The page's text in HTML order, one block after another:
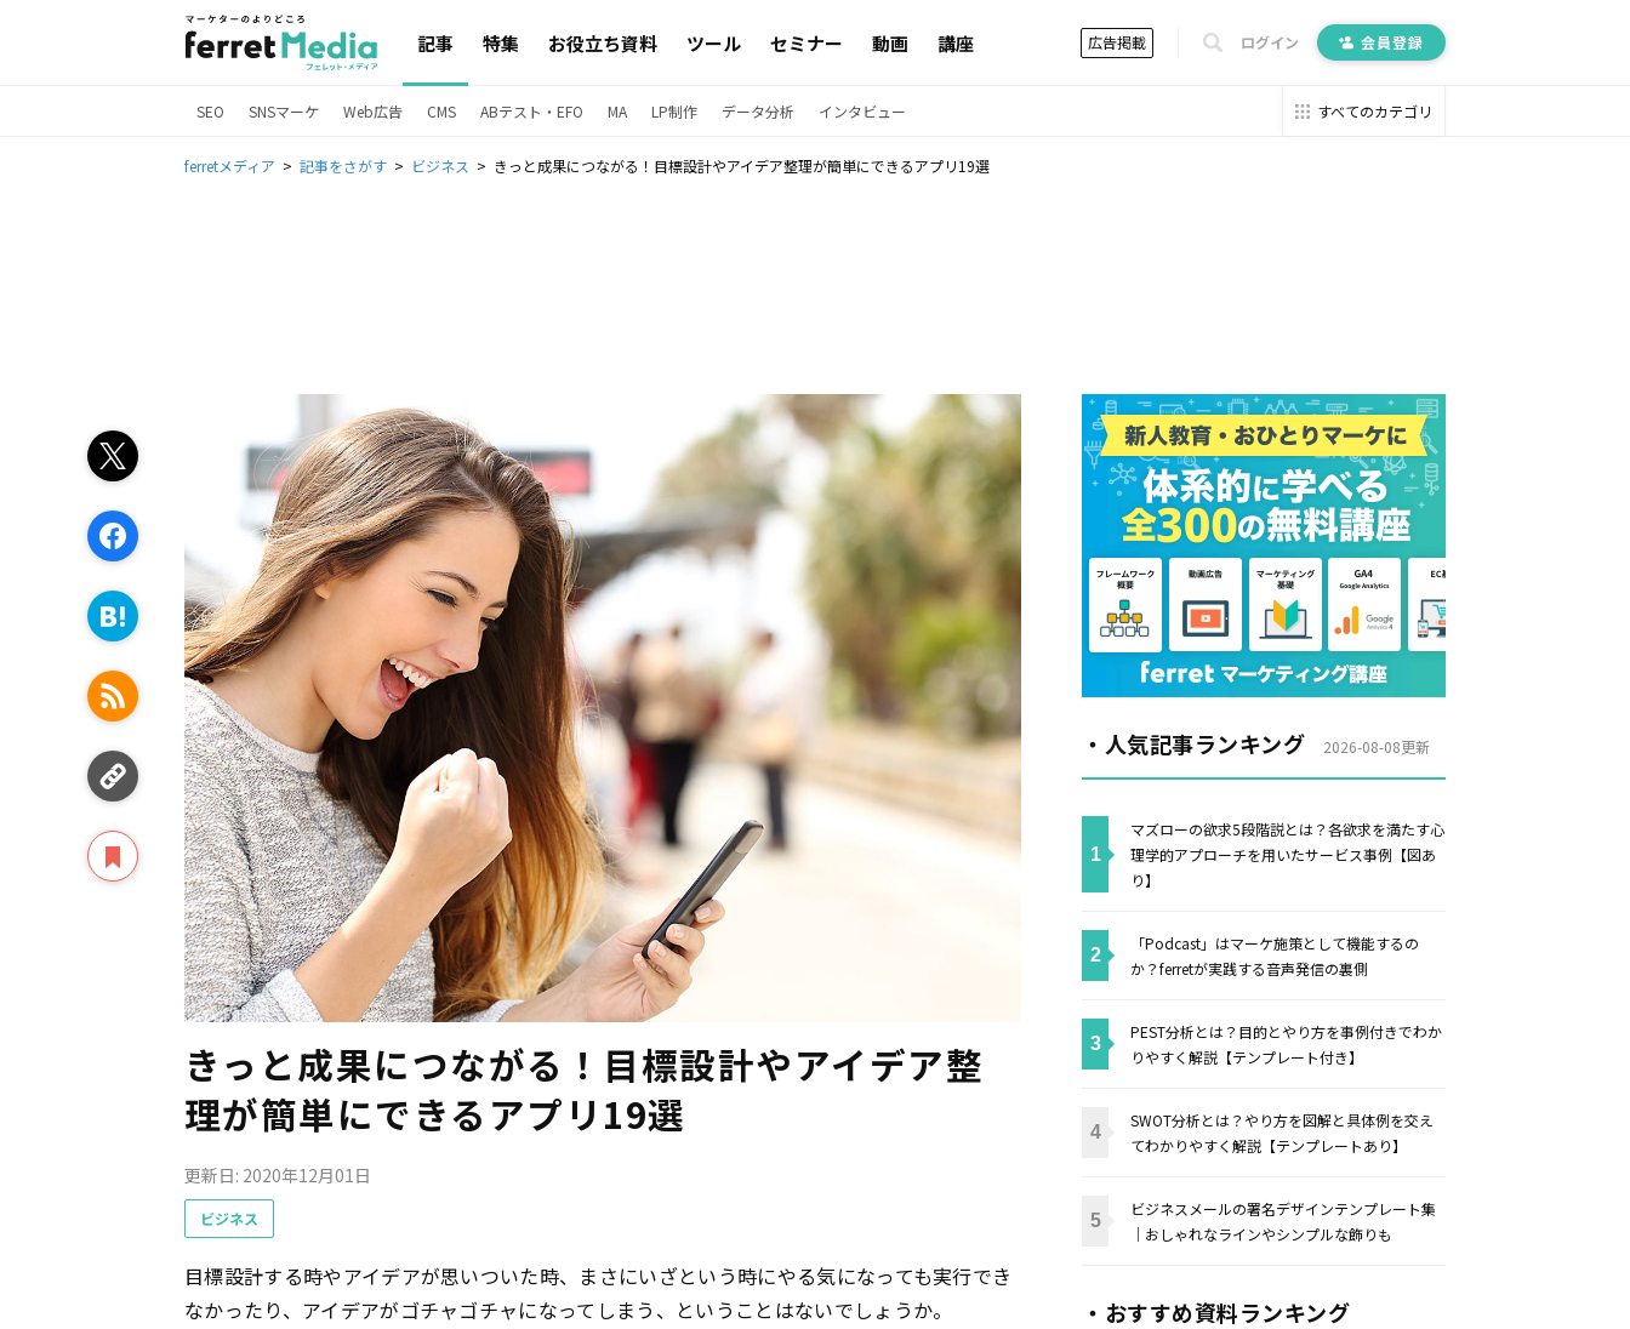
記事 特集 お役立ち資料 ツール セミナー 動画 講座 広告掲載 ログイン 会員登録
SEO SNSマーケ Web広告 CMS ABテスト・EFO MA LP制作 データ分析 インタビュー すべてのカテゴリ
ferretメディア 記事をさがす ビジネス きっと成果につながる！目標設計やアイデア整理が簡単にできるアプリ19選
きっと成果につながる！目標設計やアイデア整
理が簡単にできるアプリ19選
更新日: 2020年12月01日
ビジネス
目標設計する時やアイデアが思いついた時、まさにいざという時にやる気になっても実行でき
なかったり、アイデアがゴチャゴチャになってしまう、ということはないでしょうか。
・人気記事ランキング 2026-08-08更新
マズローの欲求5段階説とは？各欲求を満たす心
理学的アプローチを用いたサービス事例【図あ
り】
「Podcast」はマーケ施策として機能するの
か？ferretが実践する音声発信の裏側
PEST分析とは？目的とやり方を事例付きでわか
りやすく解説【テンプレート付き】
SWOT分析とは？やり方を図解と具体例を交え
てわかりやすく解説【テンプレートあり】
ビジネスメールの署名デザインテンプレート集
｜おしゃれなラインやシンプルな飾りも
・おすすめ資料ランキング